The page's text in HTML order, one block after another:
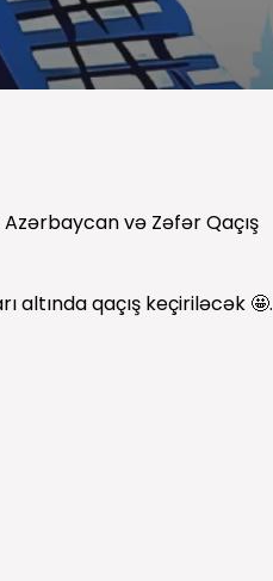
və Zəfər Qaçış
altında qaçış keçiriləcək 🤩.